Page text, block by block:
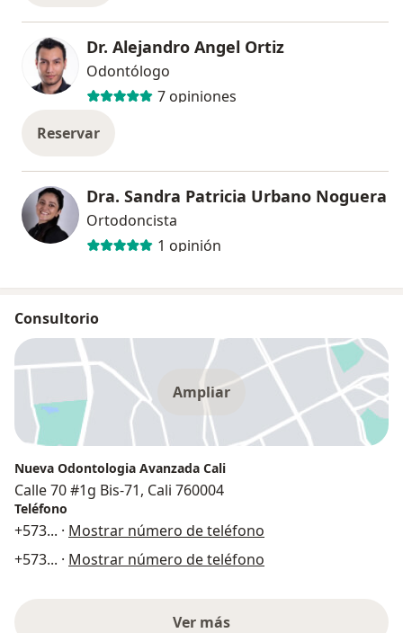
Dr. Alejandro Angel Ortiz
Odontólogo
7 opiniones
Reservar
Dra. Sandra Patricia Urbano Noguera
Ortodoncista
1 opinión
Consultorio
Ampliar
Nueva Odontologia Avanzada Cali
Calle 70 #1g Bis-71, Cali 760004
Teléfono
+573... · Mostrar número de teléfono
+573... · Mostrar número de teléfono
Ver más